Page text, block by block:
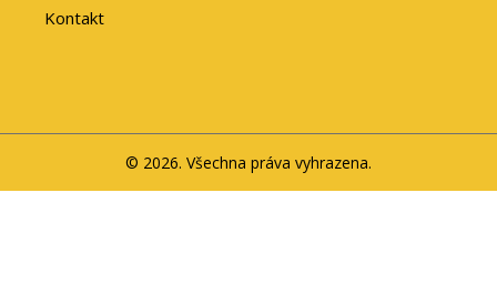
Kontakt
© 2026. Všechna práva vyhrazena.